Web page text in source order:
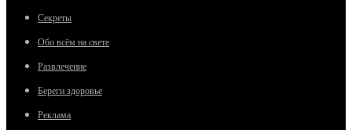
Секреты
Обо всём на свете
Развлечение
Береги здоровье
Реклама